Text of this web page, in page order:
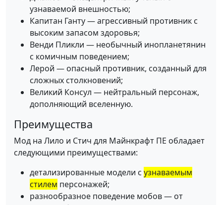
узнаваемой внешностью;
Капитан Ганту — агрессивный противник с
высоким запасом здоровья;
Венди Пликли — необычный инопланетянин
с комичным поведением;
Лерой — опасный противник, созданный для
сложных столкновений;
Великий Консул — нейтральный персонаж,
дополняющий вселенную.
Преимущества
Мод на Лило и Стич для Майнкрафт ПЕ обладает
следующими преимуществами:
детализированные модели с узнаваемым
стилем персонажей;
разнообразное поведение мобов — от